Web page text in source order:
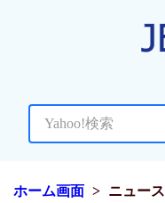
ホーム画面 ニュース